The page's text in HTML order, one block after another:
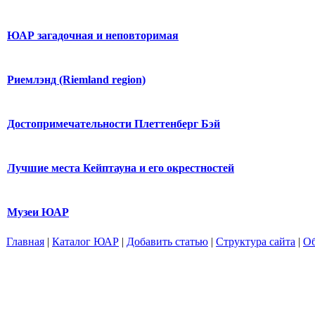
ЮАР загадочная и неповторимая
Риемлэнд (Riemland region)
Достопримечательности Плеттенберг Бэй
Лучшие места Кейптауна и его окрестностей
Музеи ЮАР
Главная | Каталог ЮАР | Добавить статью | Структура сайта |